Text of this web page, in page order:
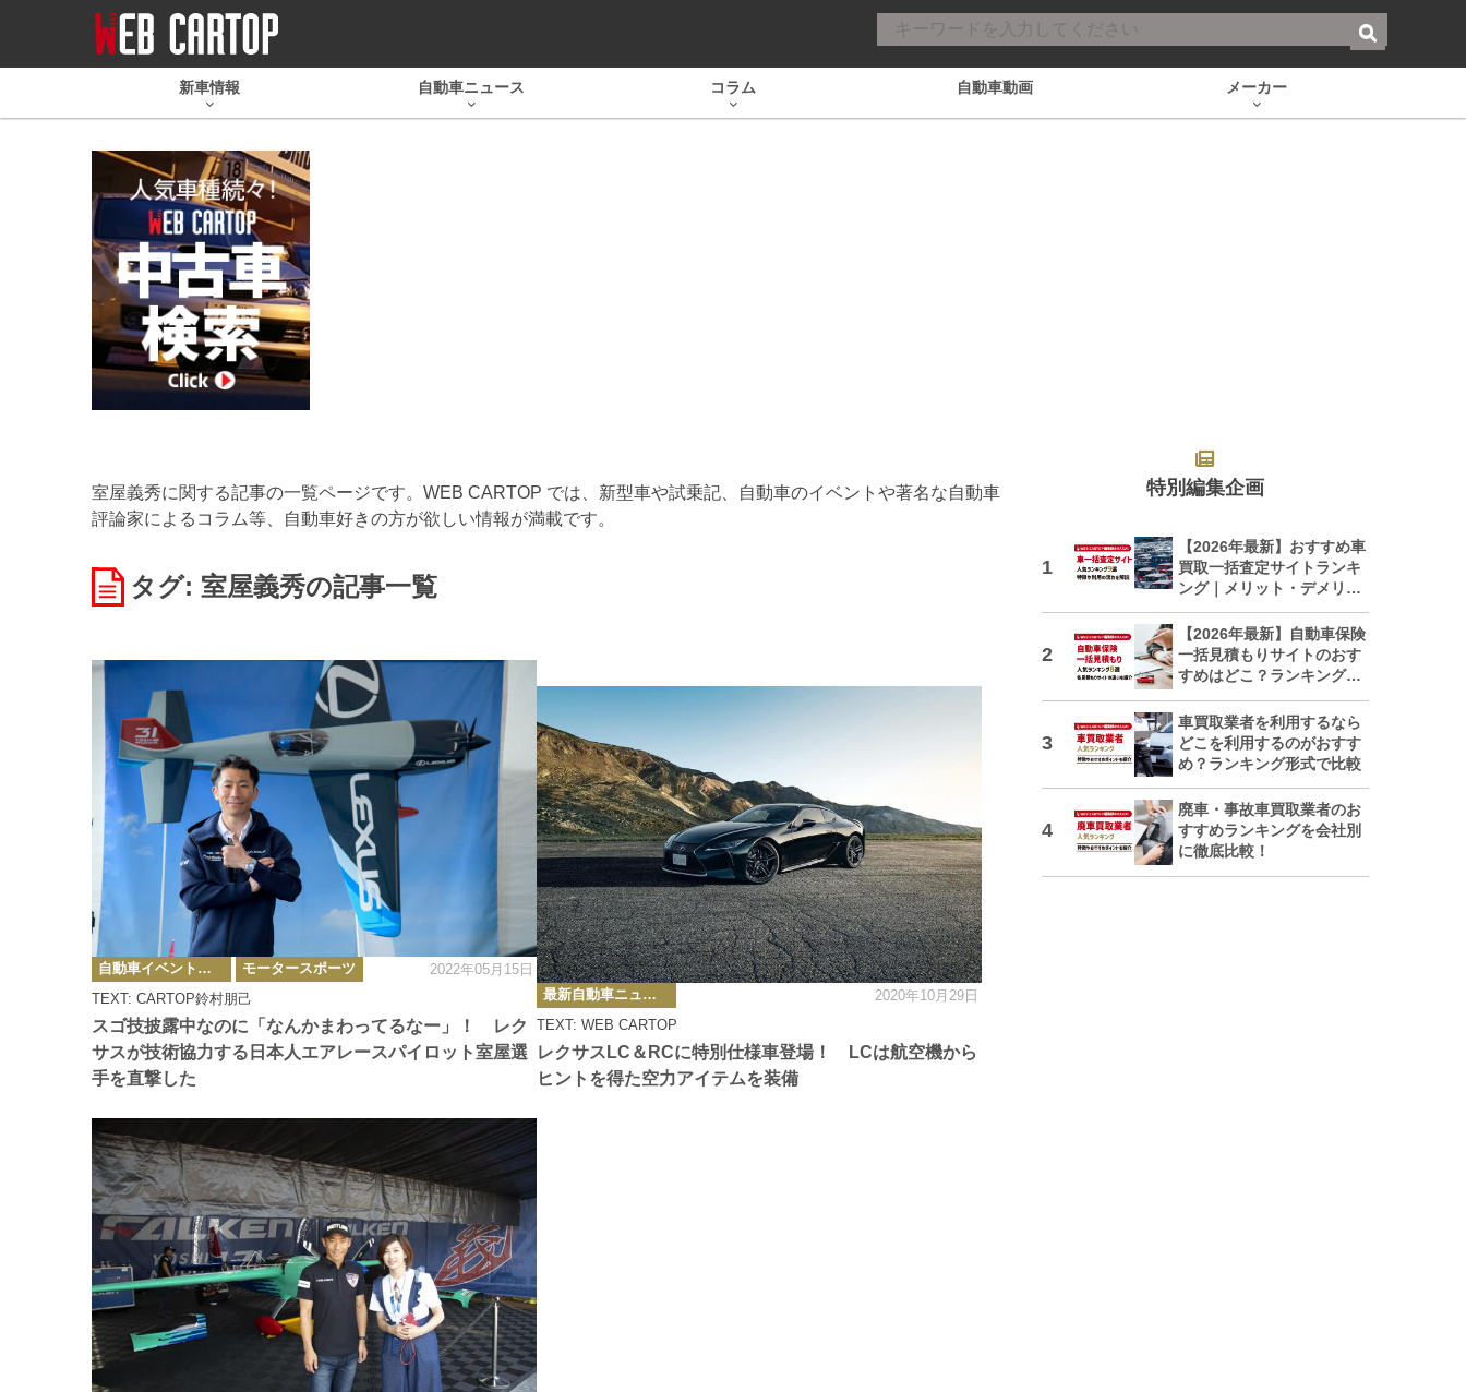
新車情報 自動車ニュース コラム 自動車動画 メーカー
室屋義秀に関する記事の一覧ページです。WEB CARTOP では、新型車や試乗記、自動車のイベントや著名な自動車
評論家によるコラム等、自動車好きの方が欲しい情報が満載です。
タグ: 室屋義秀の記事一覧
スゴ技披露中なのに「なんかまわってるなー」！ レク
サスが技術協力する日本人エアレースパイロット室屋選
手を直撃した
TEXT: CARTOP鈴村朋己
カ
テ
ゴ
リ
自動車イベント・カーイベント モータースポーツ 2022年05月15日
レクサスLC＆RCに特別仕様車登場！ LCは航空機から
ヒントを得た空力アイテムを装備
TEXT: WEB CARTOP
カ
テ
ゴ
リ
ー
最新自動車ニュース 2020年10月29日
特別編集企画
【2026年最新】おすすめ車
買取一括査定サイトランキ
ング｜メリット・デメリッ
トも解説
【2026年最新】自動車保険
一括見積もりサイトのおす
すめはどこ？ランキングで
車買取業者を利用するなら
どこを利用するのがおすす
め？ランキング形式で比較
廃車・事故車買取業者のお
すすめランキングを会社別
に徹底比較！